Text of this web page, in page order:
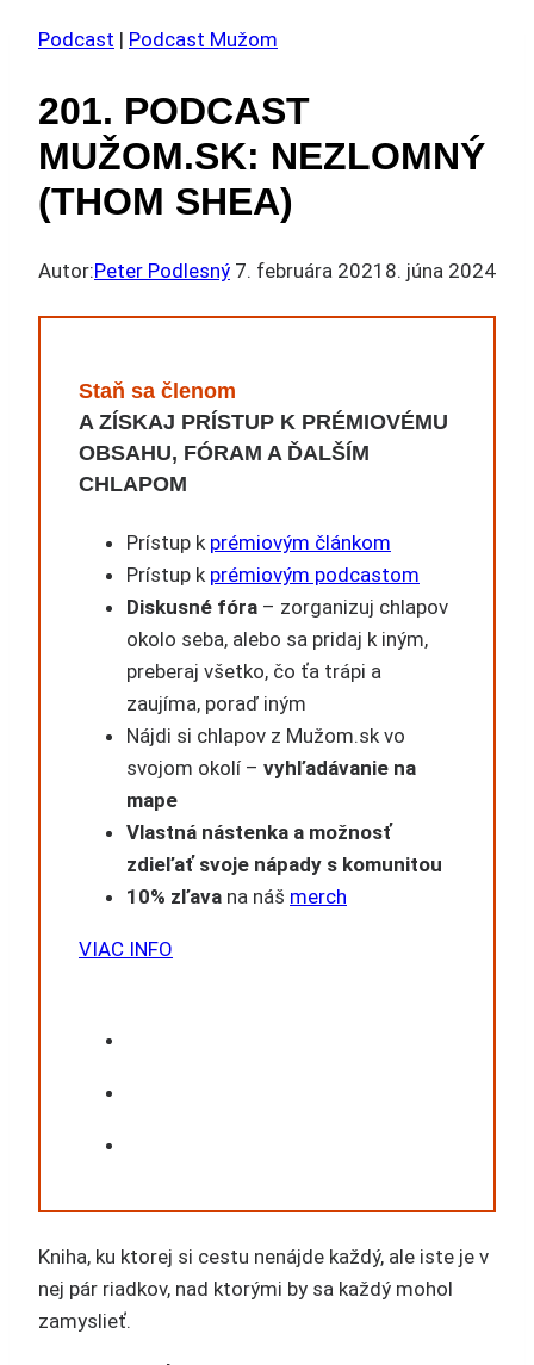
Podcast | Podcast Mužom
201. PODCAST
MUŽOM.SK: NEZLOMNÝ
(THOM SHEA)
Autor:Peter Podlesný 7. februára 2021 8. júna 2024
Staň sa členom
A ZÍSKAJ PRÍSTUP K PRÉMIOVÉMU
OBSAHU, FÓRAM A ĎALŠÍM
CHLAPOM
Prístup k prémiovým článkom
Prístup k prémiovým podcastom
Diskusné fóra – zorganizuj chlapov
okolo seba, alebo sa pridaj k iným,
preberaj všetko, čo ťa trápi a
zaujíma, poraď iným
Nájdi si chlapov z Mužom.sk vo
svojom okolí – vyhľadávanie na
mape
Vlastná nástenka a možnosť
zdieľať svoje nápady s komunitou
10% zľava na náš merch
VIAC INFO
Kniha, ku ktorej si cestu nenájde každý, ale iste je v
nej pár riadkov, nad ktorými by sa každý mohol
zamyslieť.